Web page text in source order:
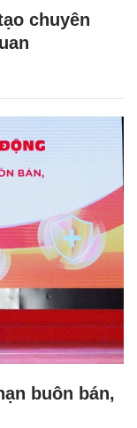
chuyên
buôn bán,